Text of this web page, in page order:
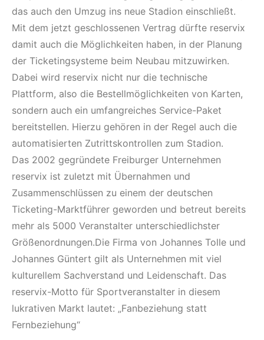
das auch den Umzug ins neue Stadion einschließt.
Mit dem jetzt geschlossenen Vertrag dürfte reservix
damit auch die Möglichkeiten haben, in der Planung
der Ticketingsysteme beim Neubau mitzuwirken.
Dabei wird reservix nicht nur die technische
Plattform, also die Bestellmöglichkeiten von Karten,
sondern auch ein umfangreiches Service-Paket
bereitstellen. Hierzu gehören in der Regel auch die
automatisierten Zutrittskontrollen zum Stadion.
Das 2002 gegründete Freiburger Unternehmen
reservix ist zuletzt mit Übernahmen und
Zusammenschlüssen zu einem der deutschen
Ticketing-Marktführer geworden und betreut bereits
mehr als 5000 Veranstalter unterschiedlichster
Größenordnungen.Die Firma von Johannes Tolle und
Johannes Güntert gilt als Unternehmen mit viel
kulturellem Sachverstand und Leidenschaft. Das
reservix-Motto für Sportveranstalter in diesem
lukrativen Markt lautet: „Fanbeziehung statt
Fernbeziehung“